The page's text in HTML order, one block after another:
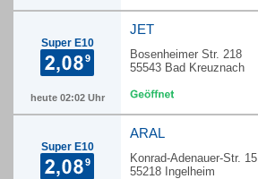
Super E10
heute 02:02 Uhr
JET
Bosenheimer Str. 218
55543 Bad Kreuznach
Super E10
ARAL
Konrad-Adenauer-Str. 15
55218 Ingelheim